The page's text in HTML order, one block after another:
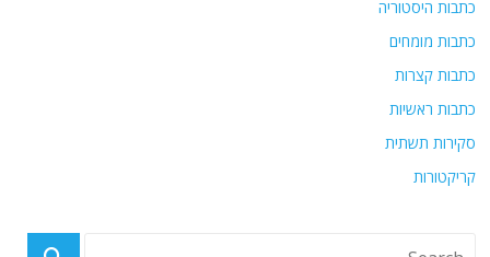
כתבות היסטוריה
כתבות מומחים
כתבות קצרות
כתבות ראשיות
סקירות תשתית
קריקטורות